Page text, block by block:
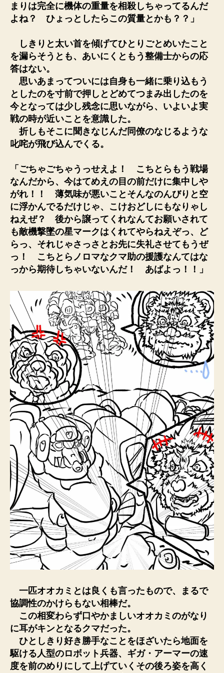
まりは完全に機体の重量を相殺しちゃってるんだ
よね？ ひょっとしたらこの質量とかも？？」
しきりと太い首を傾げてひとりごとめいたこと
を漏らそうとも、あいにくともう整備士からの応
答はない。
思いあまってついには自身も一緒に乗り込もう
としたのを寸前で押しとどめてつまみ出したのを
今となっては少し残念に思いながら、いよいよ実
戦の時が近いことを意識した。
折しもそこに聞きなじんだ同僚のなじるような
叱咤が飛び込んでくる。
「ごちゃごちゃうっせえよ！ こちとらもう戦場
なんだから、今はてめえの目の前だけに集中しや
がれ！！ 薄気味が悪いことそんなのんびりと空
に浮かんでるだけじゃ、こけおどしにもなりゃし
ねえぜ？ 後から譲ってくれなんてお願いされて
も敵機撃墜の星マークはくれてやらねえぞっ、ど
らっ、それじゃさっさとお先に失礼させてもうぜ
っ！ こちとらノロマなクマ助の援護なんてはな
っから期待しちゃいないんだ！ あばよっ！！」
一匹オオカミとは良くも言ったもので、まるで
協調性のかけらもない相棒だ。
この相変わらず口やかましいオオカミのがなり
に耳がキンとなるクマだった。
ひとしきり好き勝手なことをほざいたら地面を
駆ける人型のロボット兵器、ギガ・アーマーの速
度を前のめりにして上げていくその後ろ姿を高く